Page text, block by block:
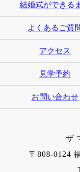
結婚式ができる
よくあるご質
アクセス
見学予約
お問い合わせ
ザ
〒808-0124